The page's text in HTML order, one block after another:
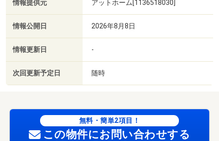
情報提供元 アットホーム[1136518030]
情報公開日 2026年8月8日
情報更新日 -
次回更新予定日 随時
無料・簡単2項目！
この物件にお問い合わせする